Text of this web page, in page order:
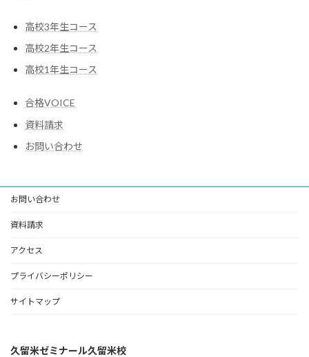
高校3年生コース
高校2年生コース
高校1年生コース
合格VOICE
資料請求
お問い合わせ
お問い合わせ
資料請求
アクセス
プライバシーポリシー
サイトマップ
久留米ゼミナール久留米校